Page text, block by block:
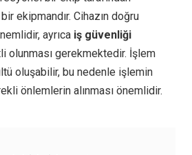
ekipmandır. Cihazın doğru
ayrıca iş güvenliği
olunması gerekmektedir. İşlem
oluşabilir, bu nedenle işlemin
önlemlerin alınması önemlidir.